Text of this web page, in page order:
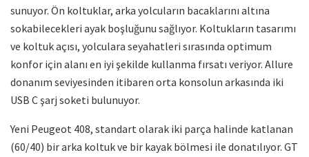
sunuyor. Ön koltuklar, arka yolcuların bacaklarını altına
sokabilecekleri ayak boşluğunu sağlıyor. Koltukların tasarımı
ve koltuk açısı, yolculara seyahatleri sırasında optimum
konfor için alanı en iyi şekilde kullanma fırsatı veriyor. Allure
donanım seviyesinden itibaren orta konsolun arkasında iki
USB C şarj soketi bulunuyor.
Yeni Peugeot 408, standart olarak iki parça halinde katlanan
(60/40) bir arka koltuk ve bir kayak bölmesi ile donatılıyor. GT